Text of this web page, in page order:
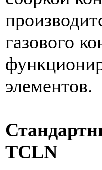
газового
элементов.
TCLN